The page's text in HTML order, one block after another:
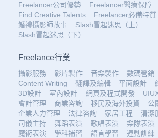
Freelancer公司優勢
Freelancer醫療保障
Find Creative Talents
Freelancer必備特質
婚禮攝影師故事
Slash冒起迷思（上）
Slash冒起迷思（下）
Freelance行業
攝影服務 影片製作 音樂製作 數碼營銷
Content Writing
翻譯及編輯 平面設計
3D設計
室內設計 網頁及程式開發
會計管理
商業咨詢 移民及海外投資
公
企業人力管理
法律咨詢 家居工程
清潔
司儀主持
舞蹈表演 歌唱表演 樂隊表演
魔術表演
學科補習 語言學習 運動訓練